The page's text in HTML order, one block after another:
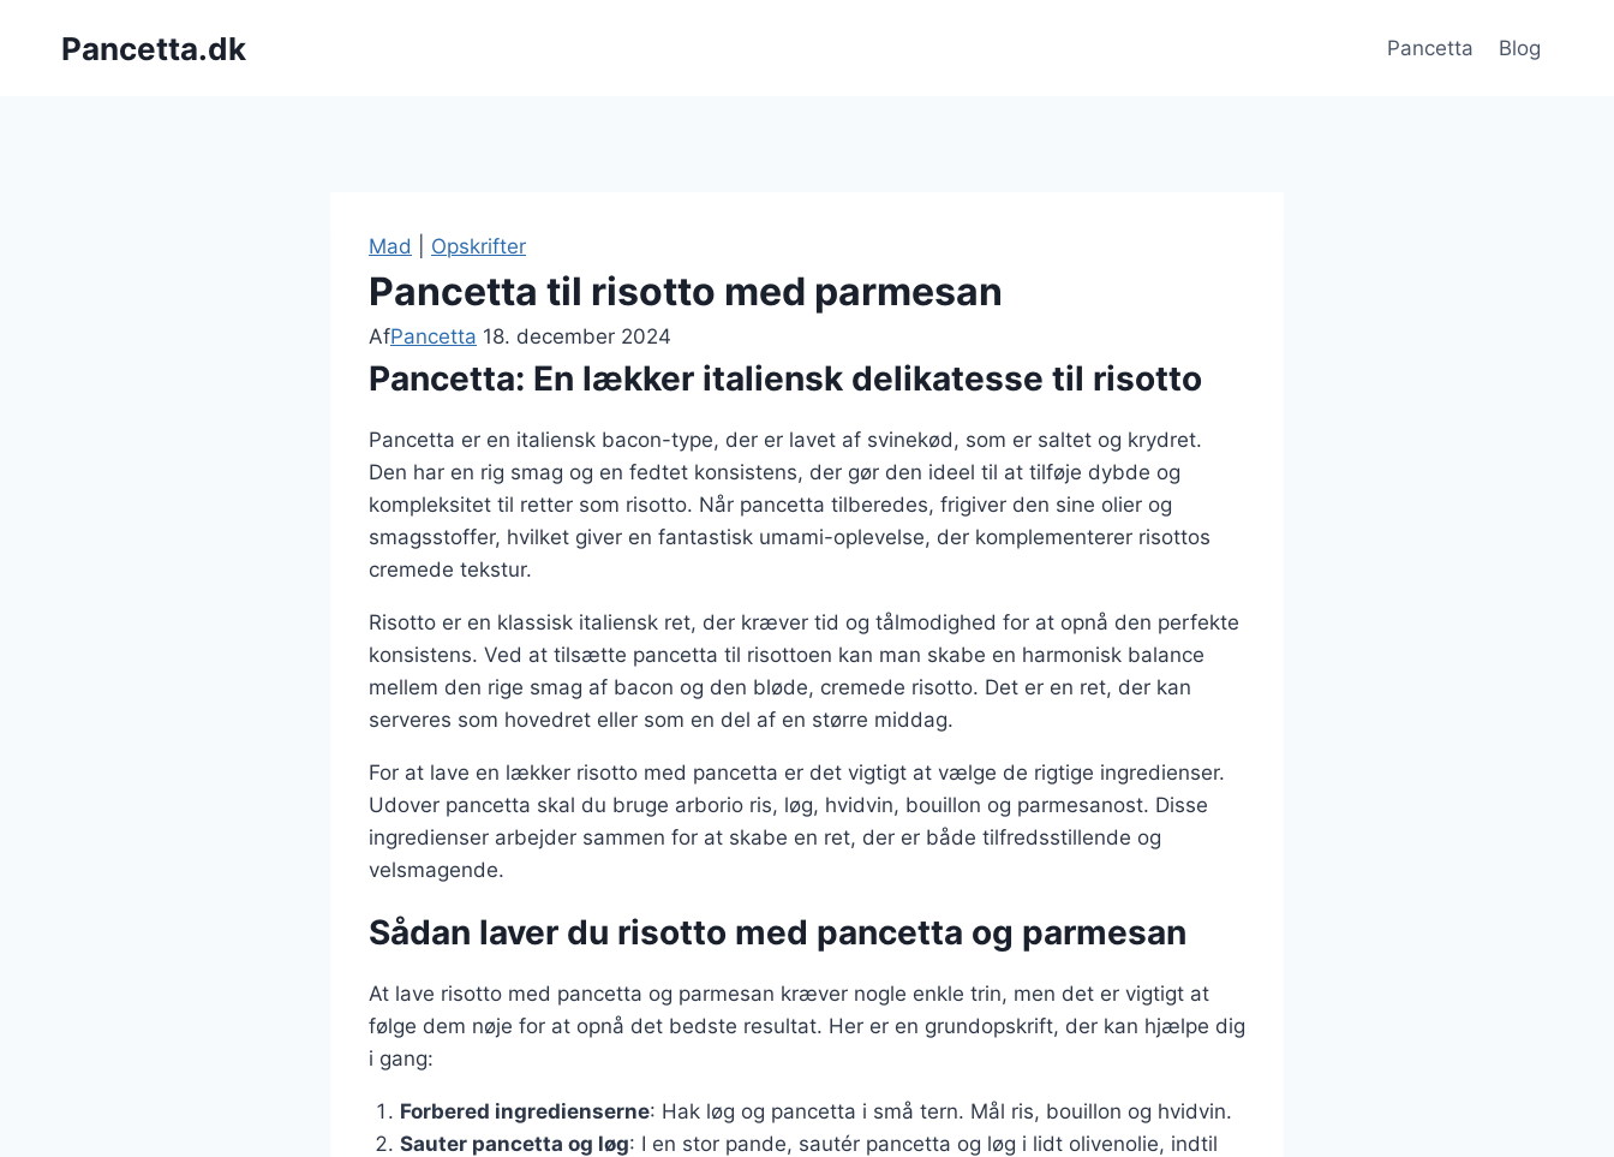
Pancetta.dk Pancetta Blog
Mad Opskrifter
Pancetta til risotto med parmesan
AfPancetta 18. december 2024
Pancetta: En lækker italiensk delikatesse til risotto
Pancetta er en italiensk bacon-type, der er lavet af svinekød, som er saltet og krydret.
Den har en rig smag og en fedtet konsistens, der gør den ideel til at tilføje dybde og
kompleksitet til retter som risotto. Når pancetta tilberedes, frigiver den sine olier og
smagsstoffer, hvilket giver en fantastisk umami-oplevelse, der komplementerer risottos
cremede tekstur.
Risotto er en klassisk italiensk ret, der kræver tid og tålmodighed for at opnå den perfekte
konsistens. Ved at tilsætte pancetta til risottoen kan man skabe en harmonisk balance
mellem den rige smag af bacon og den bløde, cremede risotto. Det er en ret, der kan
serveres som hovedret eller som en del af en større middag.
For at lave en lækker risotto med pancetta er det vigtigt at vælge de rigtige ingredienser.
Udover pancetta skal du bruge arborio ris, løg, hvidvin, bouillon og parmesanost. Disse
ingredienser arbejder sammen for at skabe en ret, der er både tilfredsstillende og
velsmagende.
Sådan laver du risotto med pancetta og parmesan
At lave risotto med pancetta og parmesan kræver nogle enkle trin, men det er vigtigt at
følge dem nøje for at opnå det bedste resultat. Her er en grundopskrift, der kan hjælpe dig
i gang:
Forbered ingredienserne: Hak løg og pancetta i små tern. Mål ris, bouillon og hvidvin.
Sauter pancetta og løg: I en stor pande, sautér pancetta og løg i lidt olivenolie, indtil